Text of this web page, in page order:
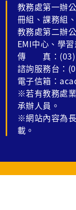
教務處第一辦
冊組、課務組
教務處第二辦
EMI中心、學
傳 真：(03)
諮詢服務台：
電子信箱：
※若有教務處
承辦人員。
※網站內容為
載。